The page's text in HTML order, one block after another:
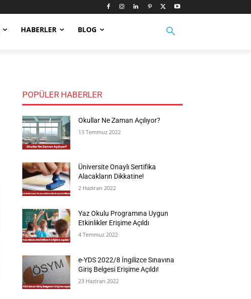
HABERLER BLOG
POPÜLER HABERLER
Okullar Ne Zaman Açılıyor?
13 Temmuz 2022
Üniversite Onaylı Sertifika
Alacakların Dikkatine!
2 Haziran 2022
Yaz Okulu Programına Uygun
Etkinlikler Erişime Açıldı
4 Temmuz 2022
e-YDS 2022/8 İngilizce Sınavına
Giriş Belgesi Erişime Açıldı!
23 Haziran 2022